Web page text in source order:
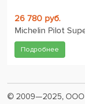
26 780 руб.
Michelin Pilot
Подробнее
© 2009—2025, ООО